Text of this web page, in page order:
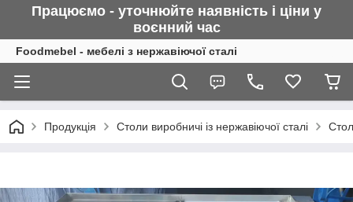
Працюємо - уточнюйте наявність і ціни у
воєнний час
Foodmebel - мебелі з нержавіючої сталі
Продукція Столи виробничі із нержавіючої сталі